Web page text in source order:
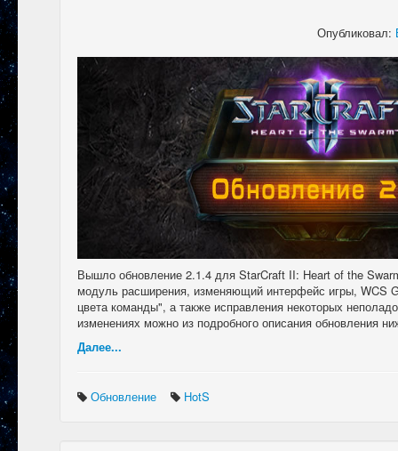
Опубликовал:
Вышло обновление 2.1.4 для StarCraft II: Heart of the
модуль расширения, изменяющий интерфейс игры, WCS
цвета команды", а также исправления некоторых
изменениях можно из подробного описания обновления
Далее...
Обновление HotS